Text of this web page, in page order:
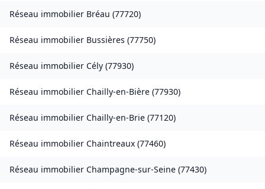
Réseau immobilier Bréau (77720)
Réseau immobilier Bussières (77750)
Réseau immobilier Cély (77930)
Réseau immobilier Chailly-en-Bière (77930)
Réseau immobilier Chailly-en-Brie (77120)
Réseau immobilier Chaintreaux (77460)
Réseau immobilier Champagne-sur-Seine (77430)